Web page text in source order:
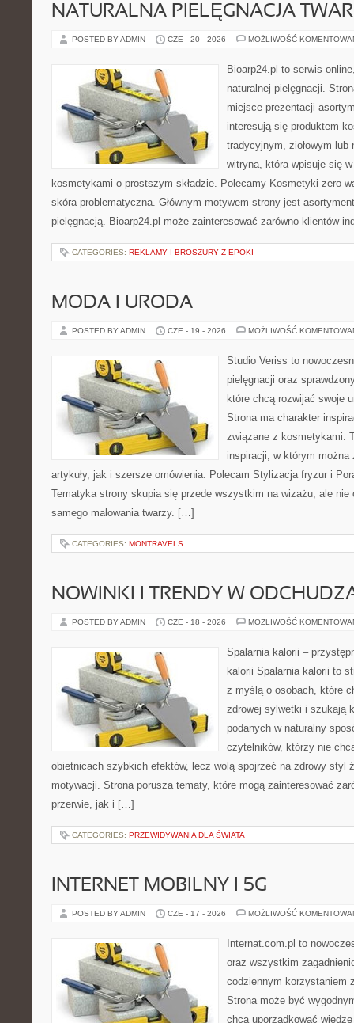
NATURALNA PIELĘGNACJA
POSTED BY ADMIN CZE - 20 - 2026 MOŻLIWOŚĆ
Bioarp24.pl to serwis
naturalnej pielęgnacji.
miejsce prezentacji
interesują się produktem
tradycyjnym, ziołowym lub
witryna, która wpisuje się
kosmetykami o prostszym składzie. Polecamy Kosmetyki zero
skóra problematyczna. Głównym motywem strony jest
pielęgnacją. Bioarp24.pl może zainteresować zarówno klientów
CATEGORIES: REKLAMY I BROSZURY Z EPOKI
MODA I URODA
POSTED BY ADMIN CZE - 19 - 2026 MOŻLIWOŚĆ
Studio Veriss to
pielęgnacji oraz
które chcą rozwijać swoje
Strona ma charakter
związane z kosmetykami.
inspiracji, w którym
artykuły, jak i szersze omówienia. Polecam Stylizacja fryzur i
Tematyka strony skupia się przede wszystkim na wizażu, ale nie
samego malowania twarzy. […]
CATEGORIES: MONTRAVELS
NOWINKI I TRENDY W
POSTED BY ADMIN CZE - 18 - 2026 MOŻLIWOŚĆ
Spalarnia kalorii –
kalorii Spalarnia kalorii to
z myślą o osobach, które
zdrowej sylwetki i szukają
podanych w naturalny
czytelników, którzy nie
obietnicach szybkich efektów, lecz wolą spojrzeć na zdrowy styl
motywacji. Strona porusza tematy, które mogą zainteresować
przerwie, jak i […]
CATEGORIES: PRZEWIDYWANIA DLA ŚWIATA
INTERNET MOBILNY I 5G
POSTED BY ADMIN CZE - 17 - 2026 MOŻLIWOŚĆ
Internat.com.pl to
oraz wszystkim
codziennym korzystaniem
Strona może być
chcą uporządkować